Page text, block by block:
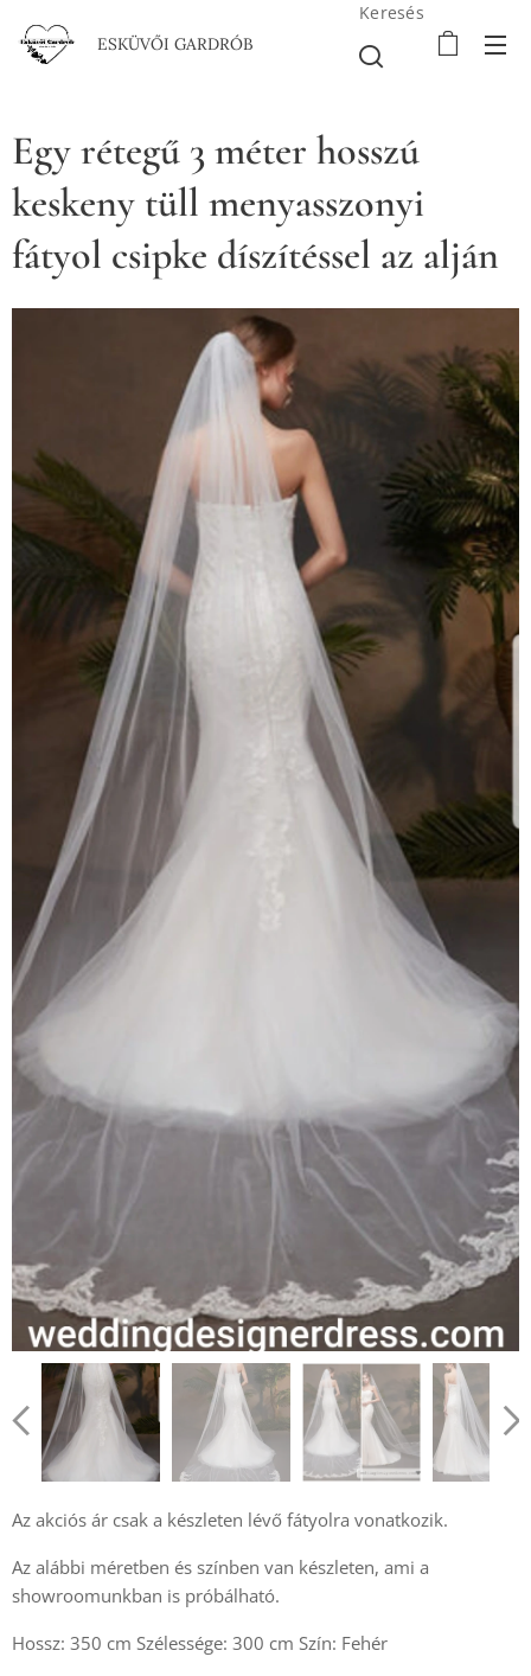
ESKÜVŐI GARDRÓB
Keresés
Egy rétegű 3 méter hosszú
keskeny tüll menyasszonyi
fátyol csipke díszítéssel az alján
Az akciós ár csak a készleten lévő fátyolra vonatkozik.
Az alábbi méretben és színben van készleten, ami a
showroomunkban is próbálható.
Hossz: 350 cm Szélessége: 300 cm Szín: Fehér